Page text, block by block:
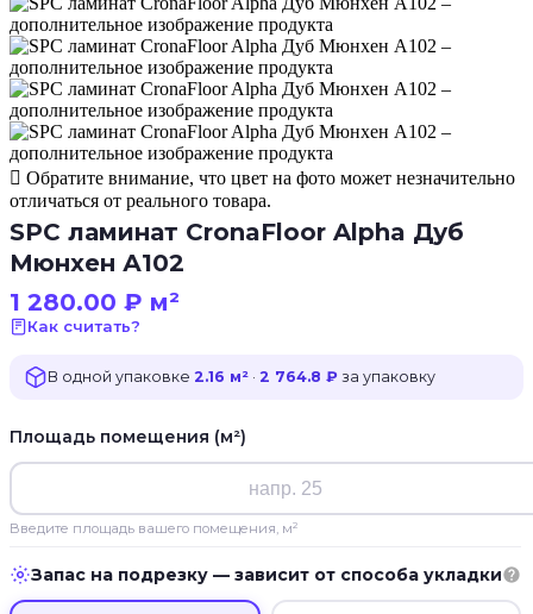
Обратите внимание, что цвет на фото может незначительно
отличаться от реального товара.
SPC ламинат CronaFloor Alpha Дуб
Мюнхен А102
1 280.00 ₽ м²
Как считать?
В одной упаковке 2.16 м² · 2 764.8 ₽ за упаковку
Площадь помещения (м²)
Введите площадь вашего помещения, м²
Запас на подрезку — зависит от способа укладки